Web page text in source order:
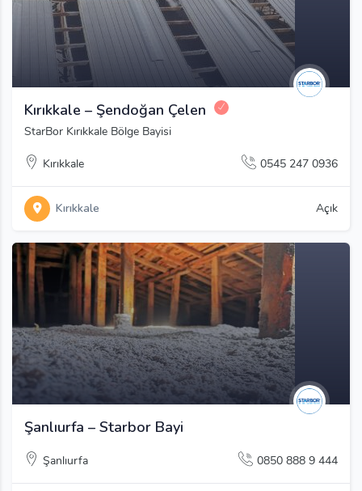
Kırıkkale – Şendoğan Çelen
StarBor Kırıkkale Bölge Bayisi
Kırıkkale 0545 247 0936
Kırıkkale Açık
Şanlıurfa – Starbor Bayi
Şanlıurfa 0850 888 9 444